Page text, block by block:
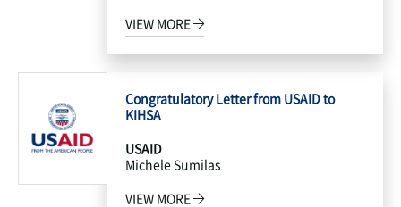
VIEW MORE
Congratulatory Letter from USAID to
KIHSA
USAID
Michele Sumilas
VIEW MORE